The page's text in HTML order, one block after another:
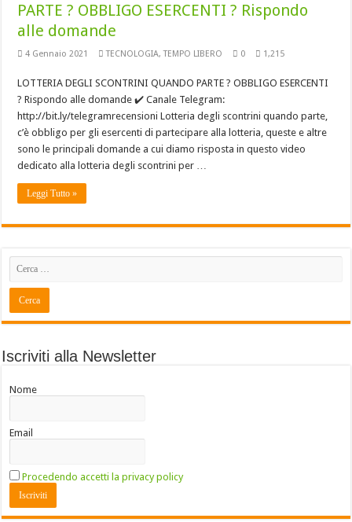
PARTE ? OBBLIGO ESERCENTI ? Rispondo
alle domande
4 Gennaio 2021 TECNOLOGIA,TEMPO LIBERO 0 1,215
LOTTERIA DEGLI SCONTRINI QUANDO PARTE ? OBBLIGO ESERCENTI
? Rispondo alle domande ✔️ Canale Telegram:
http://bit.ly/telegramrecensioni Lotteria degli scontrini quando parte,
c’è obbligo per gli esercenti di partecipare alla lotteria, queste e altre
sono le principali domande a cui diamo risposta in questo video
dedicato alla lotteria degli scontrini per …
Leggi Tutto »
Iscriviti alla Newsletter
Nome
Email
Procedendo accetti la privacy policy